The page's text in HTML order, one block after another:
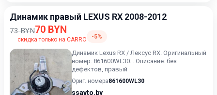
Динамик правый LEXUS RX 2008-2012
73 BYN70 BYN
скидка только на CARRO -5%
Динамик Lexus RX / Лексус RX. Оригинальный
номер: 861600WL30. . Описание: без
дефектов, правый
Ориг. номера861600WL30
ssavto.by